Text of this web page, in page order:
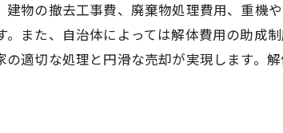
物の撤去工事費、廃棄物処理費用、重機
また、自治体によっては解体費用の助成
適切な処理と円滑な売却が実現します。